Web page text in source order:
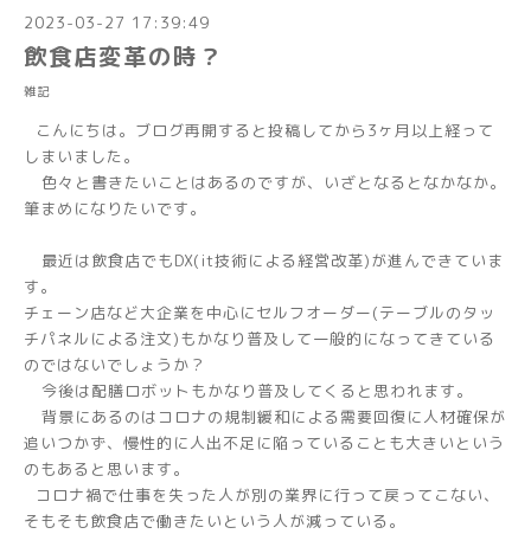
2023-03-27 17:39:49
飲食店変革の時？
雑記
こんにちは。ブログ再開すると投稿してから3ヶ月以上経って
しまいました。
色々と書きたいことはあるのですが、いざとなるとなかなか。
筆まめになりたいです。
最近は飲食店でもDX(it技術による経営改革)が進んできていま
す。
チェーン店など大企業を中心にセルフオーダー(テーブルのタッ
チパネルによる注文)もかなり普及して一般的になってきている
のではないでしょうか？
今後は配膳ロボットもかなり普及してくると思われます。
背景にあるのはコロナの規制緩和による需要回復に人材確保が
追いつかず、慢性的に人出不足に陥っていることも大きいという
のもあると思います。
コロナ禍で仕事を失った人が別の業界に行って戻ってこない、
そもそも飲食店で働きたいという人が減っている。